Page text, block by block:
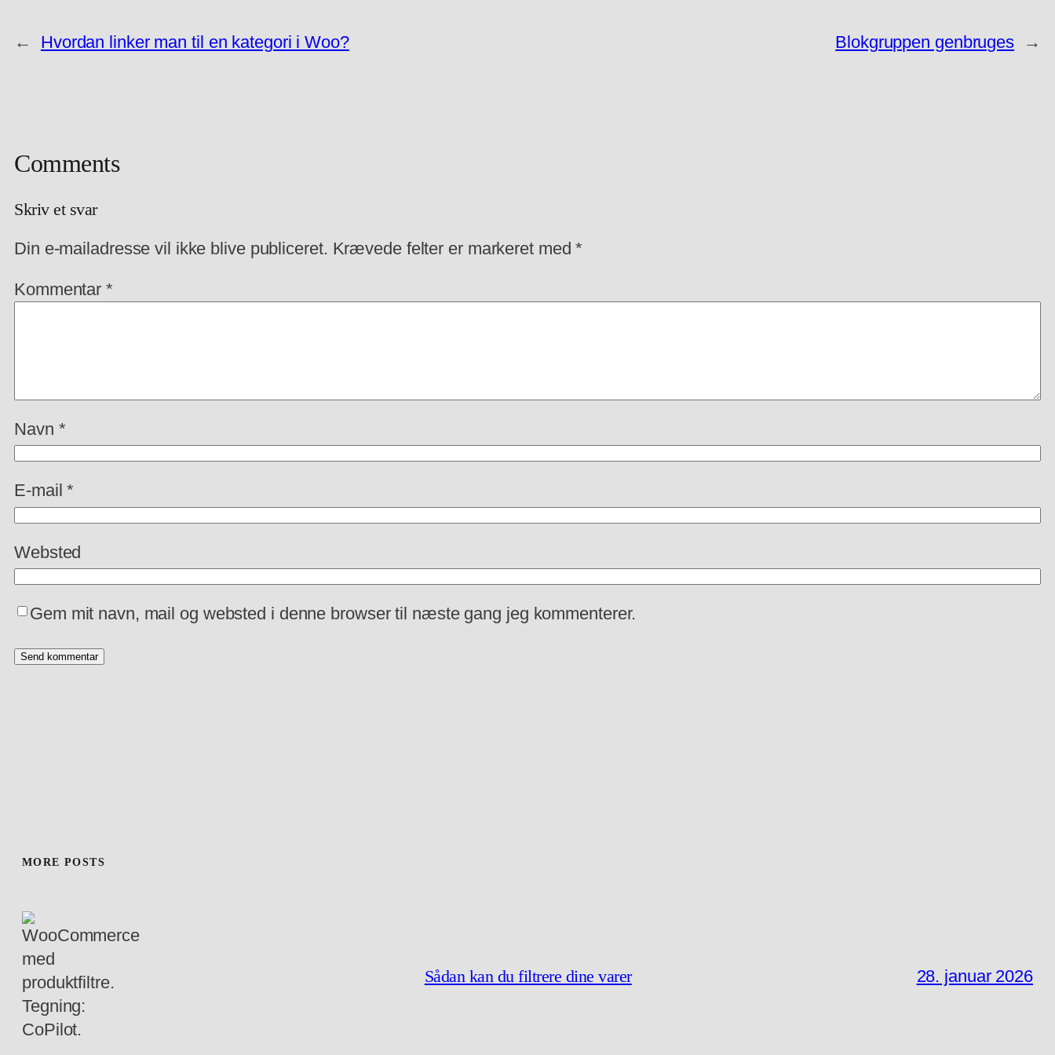
← Hvordan linker man til en kategori i Woo? Blokgruppen genbruges →
Comments
Skriv et svar
Din e-mailadresse vil ikke blive publiceret. Krævede felter er markeret med*
Kommentar*
Navn *
E-mail*
Websted
Gem mit navn, mail og websted i denne browser til næste gang jeg kommenterer.
MORE POSTS
Sådan kan du filtrere dine varer 28. januar 2026